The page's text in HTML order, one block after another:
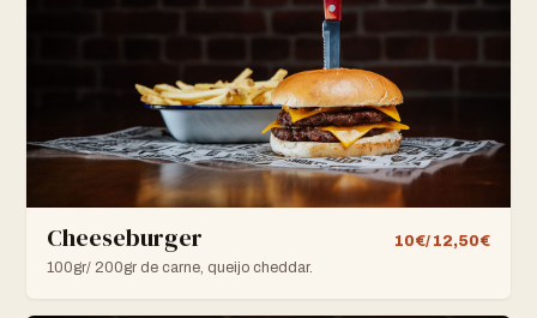
Cheeseburger
10€/ 12,50€
100gr/ 200gr de carne, queijo cheddar.